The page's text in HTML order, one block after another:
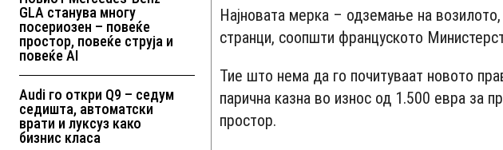
GLA станува многу
посериозен – повеќе
простор, повеќе струја и
повеќе AI
Audi го откри Q9 – седум
седишта, автоматски
врати и луксуз како
бизнис класа
Најновата мерка – одземање на
странци, соопшти француското
Тие што нема да го почитуваат новото
парична казна во износ од 1.500 евра за
простор.